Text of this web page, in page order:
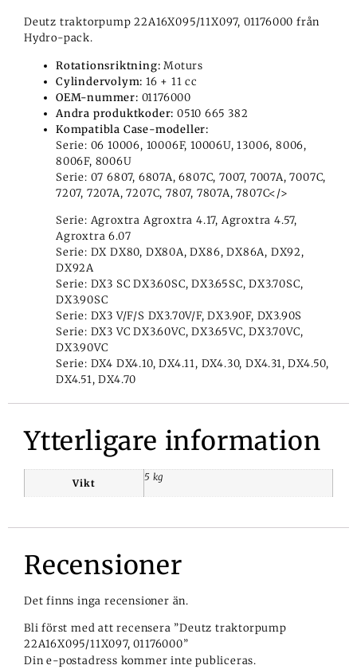
Deutz traktorpump 22A16X095/11X097, 01176000 från
Hydro-pack.
Rotationsriktning: Moturs
Cylindervolym: 16 + 11 cc
OEM-nummer: 01176000
Andra produktkoder: 0510 665 382
Kompatibla Case-modeller:
Serie: 06 10006, 10006F, 10006U, 13006, 8006,
8006F, 8006U
Serie: 07 6807, 6807A, 6807C, 7007, 7007A, 7007C,
7207, 7207A, 7207C, 7807, 7807A, 7807C</>
Serie: Agroxtra Agroxtra 4.17, Agroxtra 4.57,
Agroxtra 6.07
Serie: DX DX80, DX80A, DX86, DX86A, DX92,
DX92A
Serie: DX3 SC DX3.60SC, DX3.65SC, DX3.70SC,
DX3.90SC
Serie: DX3 V/F/S DX3.70V/F, DX3.90F, DX3.90S
Serie: DX3 VC DX3.60VC, DX3.65VC, DX3.70VC,
DX3.90VC
Serie: DX4 DX4.10, DX4.11, DX4.30, DX4.31, DX4.50,
DX4.51, DX4.70
Ytterligare information
Vikt
5 kg
Recensioner
Det finns inga recensioner än.
Bli först med att recensera ”Deutz traktorpump
22A16X095/11X097, 01176000”
Din e-postadress kommer inte publiceras.